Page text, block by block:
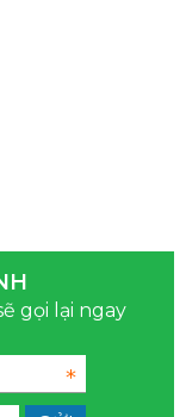
gọi lại ngay